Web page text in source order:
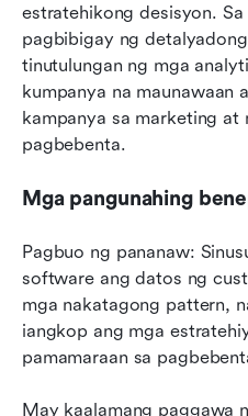
estratehikong desisyon.
pagbibigay ng
tinutulungan ng mga
kumpanya na maunawaan
kampanya sa marketing at
pagbebenta.
Mga pangunahing
Pagbuo ng pananaw:
software ang datos ng
mga nakatagong pattern,
iangkop ang mga
pamamaraan sa
May kaalamang paggawa